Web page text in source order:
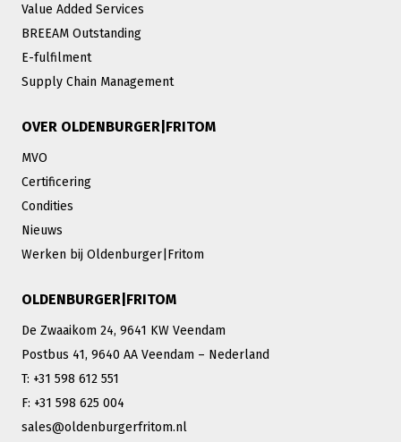
Value Added Services
BREEAM Outstanding
E-fulfilment
Supply Chain Management
OVER OLDENBURGER|FRITOM
MVO
Certificering
Condities
Nieuws
Werken bij Oldenburger|Fritom
OLDENBURGER|FRITOM
De Zwaaikom 24, 9641 KW Veendam
Postbus 41, 9640 AA Veendam – Nederland
T: +31 598 612 551
F: +31 598 625 004
sales@oldenburgerfritom.nl